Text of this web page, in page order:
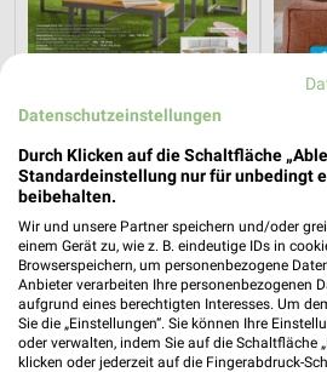
38,8 km
Gartenmöbel-Abverkauf
Gültig bis Fr. 28.08. Gültig
XXXLutz
Datenschutzeinstellungen
Durch Klicken auf die Schaltfläche
Standardeinstellung nur für unbedingt
beibehalten.
Wir und unsere Partner speichern und/oder
einem Gerät zu, wie z. B. eindeutige IDs in
Browserspeichern, um personenbezogene
Anbieter verarbeiten Ihre personenbezogenen
aufgrund eines berechtigten Interesses. Um
Sie die „Einstellungen“. Sie können Ihre
oder verwalten, indem Sie auf die Schaltfläche
klicken oder jederzeit auf die Fingerabdruck-